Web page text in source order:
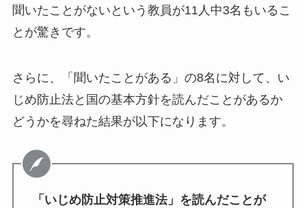
聞いたことがないという教員が11人中3名もいるこ
とが驚きです。
さらに、「聞いたことがある」の8名に対して、い
じめ防止法と国の基本方針を読んだことがあるか
どうかを尋ねた結果が以下になります。
「いじめ防止対策推進法」 を読んだことが